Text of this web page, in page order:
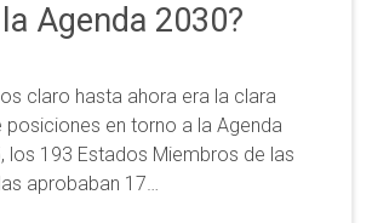
Agenda 2030?
claro hasta ahora era la clara
posiciones en torno a la Agenda
los 193 Estados Miembros de las
aprobaban 17…